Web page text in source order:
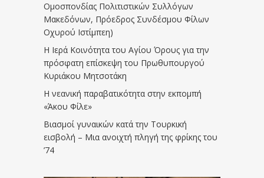
Ομοσπονδίας Πολιτιστικών Συλλόγων
Μακεδόνων, Πρόεδρος Συνδέσμου Φίλων
Οχυρού Ιστίμπεη)
Η Ιερά Κοινότητα του Αγίου Όρους για την
πρόσφατη επίσκεψη του Πρωθυπουργού
Κυριάκου Μητσοτάκη
Η νεανική παραβατικότητα στην εκπομπή
«Άκου Φίλε»
Βιασμοί γυναικών κατά την Τουρκική
εισβολή – Μια ανοιχτή πληγή της φρίκης του
’74